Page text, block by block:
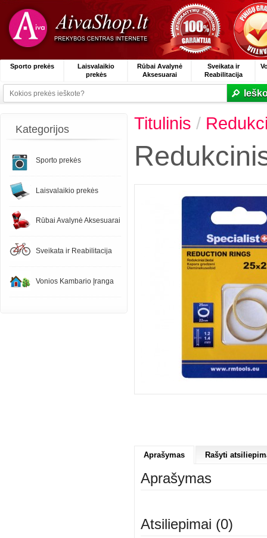
Sporto prekės
Laisvalaikio
prekės
Rūbai Avalynė
Aksesuarai
Sveikata ir
Reabilitacija
Kategorijos
Sporto prekės
Laisvalaikio prekės
Rūbai Avalynė Aksesuarai
Sveikata ir Reabilitacija
Vonios Kambario Įranga
Titulinis /
Aprašymas Rašyti
Aprašymas
Atsiliepimai (0)